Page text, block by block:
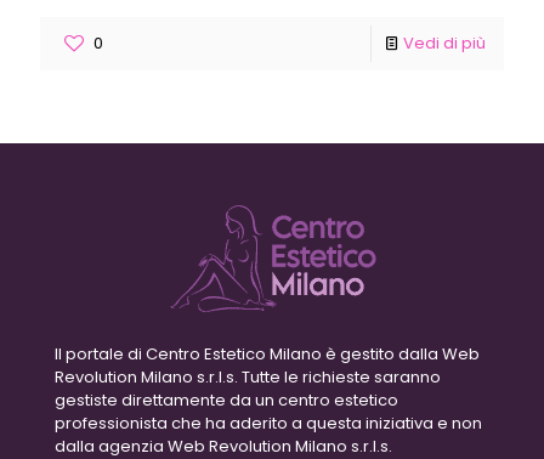
0 Vedi di più
Il portale di Centro Estetico Milano è gestito dalla Web
Revolution Milano s.r.l.s. Tutte le richieste saranno
gestiste direttamente da un centro estetico
professionista che ha aderito a questa iniziativa e non
dalla agenzia Web Revolution Milano s.r.l.s.